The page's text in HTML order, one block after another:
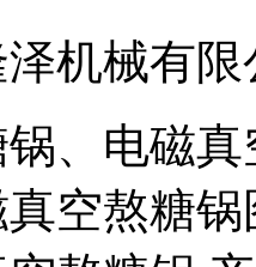
机械有限
、电磁
空熬糖